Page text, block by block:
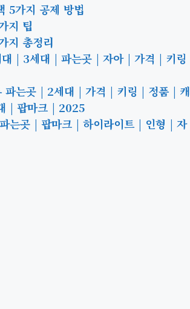
5가지 공제 방법
지 팁
지 총정리
| 3세대 | 파는곳 | 자아 | 가격 | 키링
파는곳 | 2세대 | 가격 | 키링 | 정품 | 캐
| 팝마크 | 2025
는곳 | 팝마크 | 하이라이트 | 인형 | 자